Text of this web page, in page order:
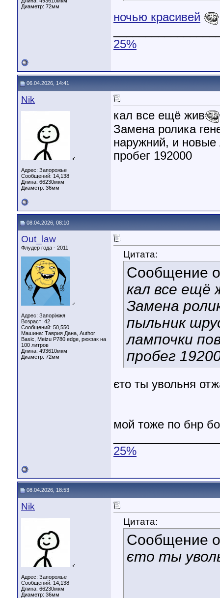
Диаметр: 72мм
ночью красивей
25%
06.04.2026, 14:41
Nik
♂
Адрес: Запорожье
Сообщений: 14,138
Длина: 66230мкм
Диаметр: 36мм
кал все ещё жив
Замена ролика
наружний, и новые
пробег 192000
08.04.2026, 08:10
Out_law
Флудер года - 2011
♂
Адрес: Запоріжжя
Возраст: 42
Сообщений: 50,550
Машина: Таврия Дана, Author
Basic, Meizu P780 edge, рюкзак на
100 литров
Длина: 493610мкм
Диаметр: 72мм
Цитата:
Сообщение
кал все ещё
Замена
пыльник
лампочки
пробег
єто ты увольня
мой тоже по бнр
25%
08.04.2026, 18:53
Nik
♂
Адрес: Запорожье
Сообщений: 14,138
Длина: 66230мкм
Диаметр: 36мм
Цитата:
Сообщение
єто ты